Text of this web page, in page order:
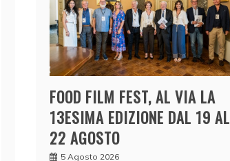
FOOD FILM FEST, AL VIA LA
13ESIMA EDIZIONE DAL 19 AL
22 AGOSTO
5 Agosto 2026